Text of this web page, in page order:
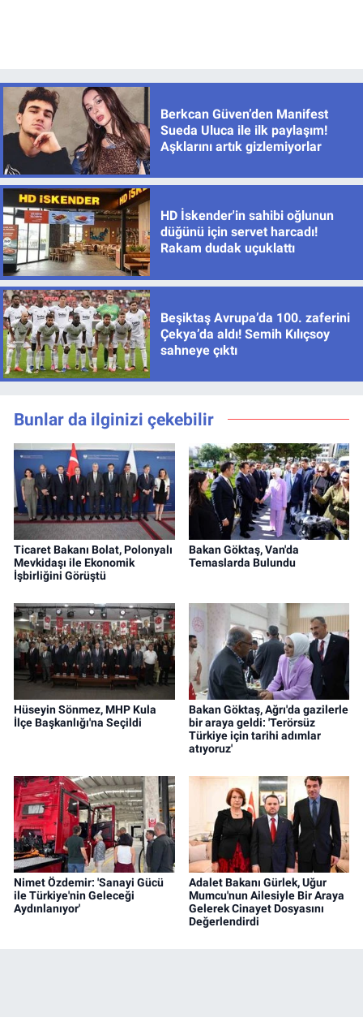
Berkcan Güven’den Manifest
Sueda Uluca ile ilk paylaşım!
Aşklarını artık gizlemiyorlar
HD İskender'in sahibi oğlunun
düğünü için servet harcadı!
Rakam dudak uçuklattı
Beşiktaş Avrupa’da 100. zaferini
Çekya’da aldı! Semih Kılıçsoy
sahneye çıktı
Bunlar da ilginizi çekebilir
Ticaret Bakanı Bolat, Polonyalı
Mevkidaşı ile Ekonomik
İşbirliğini Görüştü
Bakan Göktaş, Van'da
Temaslarda Bulundu
Hüseyin Sönmez, MHP Kula
İlçe Başkanlığı'na Seçildi
Bakan Göktaş, Ağrı'da gazilerle
bir araya geldi: 'Terörsüz
Türkiye için tarihi adımlar
atıyoruz'
Nimet Özdemir: 'Sanayi Gücü
ile Türkiye'nin Geleceği
Aydınlanıyor'
Adalet Bakanı Gürlek, Uğur
Mumcu'nun Ailesiyle Bir Araya
Gelerek Cinayet Dosyasını
Değerlendirdi